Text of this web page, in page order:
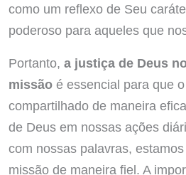
como um reflexo de Seu
poderoso para aqueles que
Portanto, a justiça de Deus
missãoé essencial para que
compartilhado de maneira
de Deus em nossas ações
com nossas palavras,
missão de maneira fiel. A